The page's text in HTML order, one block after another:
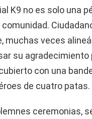
K9 no es solo una
muchas veces
su agradecimiento
con una
de cuatro patas.
ceremonias,